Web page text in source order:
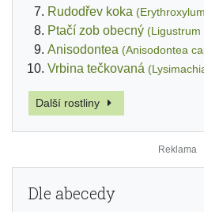
Rudodřev koka
Ptačí zob obecný (Ligustrum
Anisodontea (Anisodontea
Vrbina tečkovaná
Další rostliny
Dle abecedy